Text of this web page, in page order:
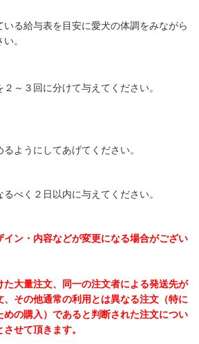
る給与表を目安に愛犬の体調をみながら
。
～３回に分けて与えてください。
ようにしてあげてください。
べく２日以内に与えてください。
ン・内容などが変更になる場合がござい
大量注文、同一の注文者による発送先が
その他通常の利用とは異なる注文（特に
の購入）であると判断された注文につい
せて頂きます。